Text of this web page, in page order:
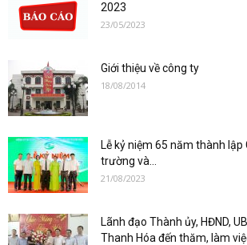
2023
23/05/2023
Giới thiệu về công ty
18/08/2014
Lễ kỷ niệm 65 năm thành lập
trường và...
21/08/2023
Lãnh đạo Thành ủy, HĐND,
Thanh Hóa đến thăm, làm